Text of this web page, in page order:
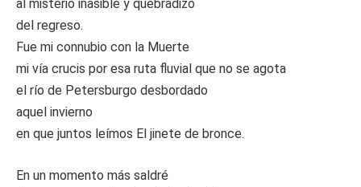
al misterio inasible y quebradizo
del regreso.
Fue mi connubio con la Muerte
mi vía crucis por esa ruta fluvial que no se agota
el río de Petersburgo desbordado
aquel invierno
en que juntos leímos El jinete de bronce.
En un momento más saldré